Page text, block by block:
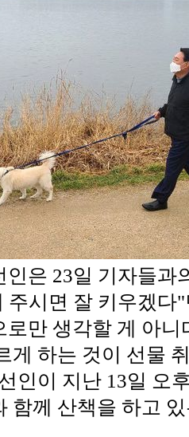
인은 23일 기자들과
주시면 잘 키우겠다
로만 생각할 게 아니
게 하는 것이 선물
인이 지난 13일 오
함께 산책을 하고